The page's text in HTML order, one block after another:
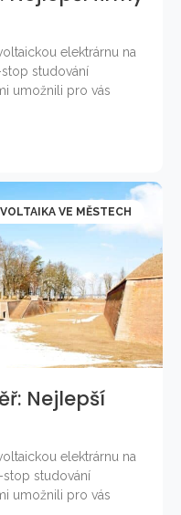
elektrárnu na
studování
umožnili pro vás
VE MĚSTECH
Nejlepší
elektrárnu na
stop studování
umožnili pro vás